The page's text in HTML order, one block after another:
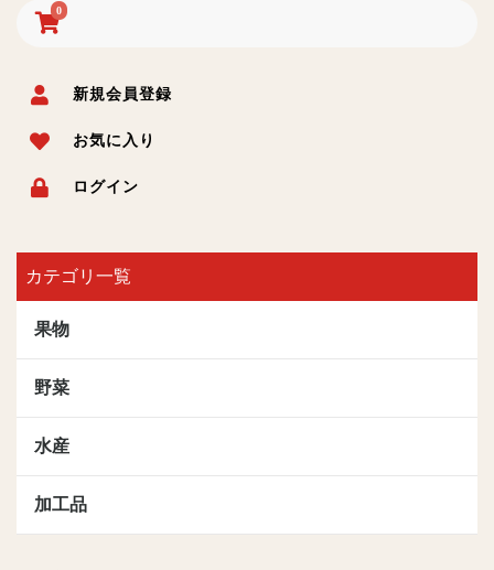
0
新規会員登録
お気に入り
ログイン
カテゴリ一覧
果物
野菜
水産
加工品